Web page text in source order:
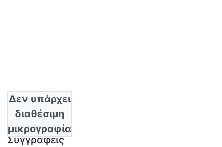
Δεν υπάρχει
διαθέσιμη
μικρογραφία
Ημερομηνία
1998
Συγγραφείς